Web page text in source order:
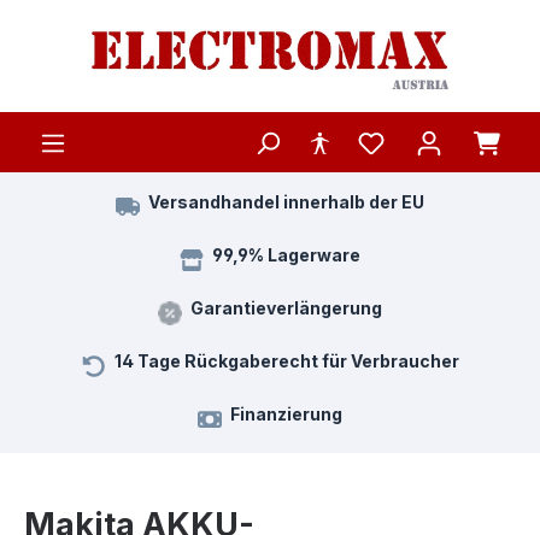
Zum Hauptinhalt springen
Versandhandel innerhalb der EU
99,9% Lagerware
Garantieverlängerung
14 Tage Rückgaberecht für Verbraucher
Finanzierung
Makita AKKU-